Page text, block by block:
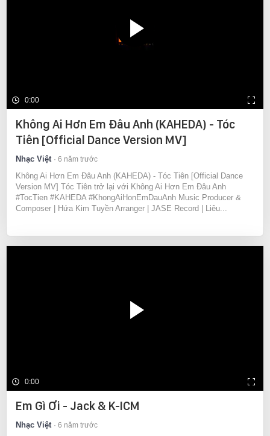
0:00
Không Ai Hơn Em Đâu Anh (KAHEDA) - Tóc
Tiên [Official Dance Version MV]
Nhạc Việt 6 năm trước
Không Ai Hơn Em Đâu Anh (KAHEDA) - Tóc Tiên [Official Dance
Version MV] Tóc Tiên trở lại với Không Ai Hơn Em Đâu Anh
#TocTien #KAHEDA #KhongAiHonEmDauAnh Music Producer &
Composer | Hứa Kim Tuyền Arranger | JASE Record | Liêu...
0:00
Em Gì Ơi - Jack & K-ICM
Nhạc Việt 6 năm trước